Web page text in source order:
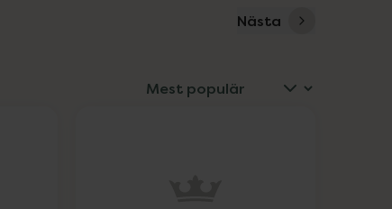
Nästa